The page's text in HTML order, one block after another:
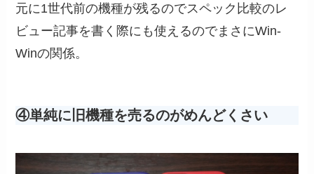
元に1世代前の機種が残るのでスペック比較のレ
ビュー記事を書く際にも使えるのでまさにWin-
Winの関係。
④単純に旧機種を売るのがめんどくさい